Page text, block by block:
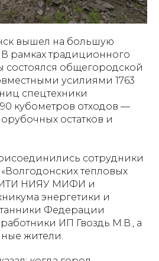
вышел на большую
рамках традиционного
состоялся общегородской
усилиями 1763
спецтехники
кубометров отходов —
остатков и
сотрудники
тепловых
НИЯУ МИФИ и
энергетики и
Федерации
ИП Гвоздь М.В., а
жители.